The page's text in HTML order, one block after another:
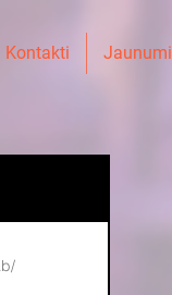
Kontakti Jaunumi